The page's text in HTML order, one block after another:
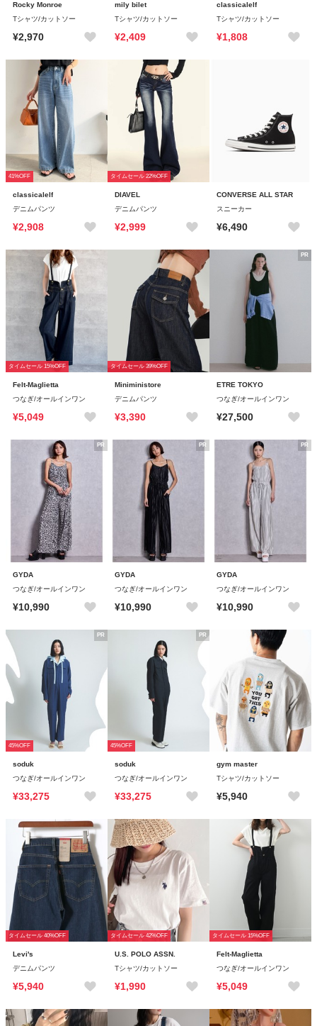
Rocky Monroe
Tシャツ/カットソー
¥2,970
mily bilet
Tシャツ/カットソー
¥2,409
classicalelf
Tシャツ/カットソー
¥1,808
41%OFF
classicalelf
デニムパンツ
¥2,908
タイムセール 22%OFF
DIAVEL
デニムパンツ
¥2,999
CONVERSE ALL STAR
スニーカー
¥6,490
タイムセール 15%OFF
Felt-Maglietta
つなぎ/オールインワン
¥5,049
タイムセール 39%OFF
Miniministore
デニムパンツ
¥3,390
PR
ETRE TOKYO
つなぎ/オールインワン
¥27,500
PR
GYDA
つなぎ/オールインワン
¥10,990
PR
GYDA
つなぎ/オールインワン
¥10,990
PR
GYDA
つなぎ/オールインワン
¥10,990
PR
45%OFF
soduk
つなぎ/オールインワン
¥33,275
PR
45%OFF
soduk
つなぎ/オールインワン
¥33,275
gym master
Tシャツ/カットソー
¥5,940
タイムセール 40%OFF
Levi's
デニムパンツ
¥5,940
タイムセール 42%OFF
U.S. POLO ASSN.
Tシャツ/カットソー
¥1,990
タイムセール 15%OFF
Felt-Maglietta
つなぎ/オールインワン
¥5,049